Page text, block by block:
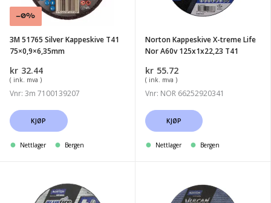
75x0,9x6,35mm
-0%
3M 51765 Silver Kappeskive T41
75×0,9×6,35mm
kr 32.44
( ink. mva )
Vnr: 3m 7100139207
KJØP
Nettlager Bergen
125x1x22,23
Norton Kappeskive X-treme Life
Nor A60v 125x1x22,23 T41
kr 55.72
( ink. mva )
Vnr: NOR 66252920341
KJØP
Nettlager Bergen
Kappeskive
Kappeskive